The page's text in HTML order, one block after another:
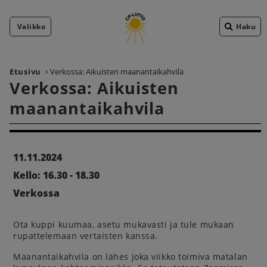
Valikko Haku
Etusivu Verkossa: Aikuisten maanantaikahvila
Verkossa: Aikuisten
maanantaikahvila
11.11.2024
Kello: 16.30 - 18.30
Verkossa
Ota kuppi kuumaa, asetu mukavasti ja tule mukaan
rupattelemaan vertaisten kanssa.
Maanantaikahvila on lähes joka viikko toimiva matalan